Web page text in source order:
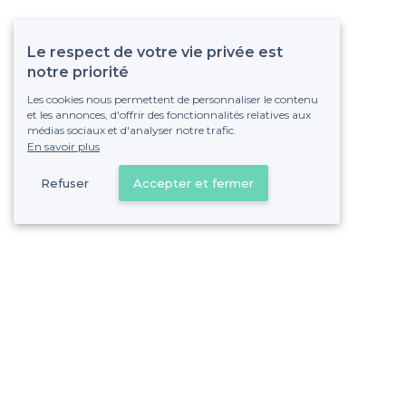
Le respect de votre vie privée est
notre priorité
Les cookies nous permettent de personnaliser le contenu
et les annonces, d'offrir des fonctionnalités relatives aux
médias sociaux et d'analyser notre trafic.
En savoir plus
Refuser Accepter et fermer